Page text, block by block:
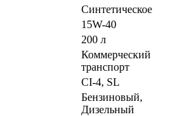
Синтетическое
15W-40
200 л
Коммерческий
транспорт
CI-4, SL
Бензиновый,
Дизельный